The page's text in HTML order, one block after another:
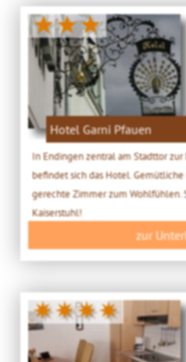
★★★
Hotel Garni Pfauen
In Endingen zentral am Stadttor
befindet sich das Hotel.
gerechte Zimmer zum Wohlfühlen.
Kaiserstuhl!
zur
✷✷✷✷